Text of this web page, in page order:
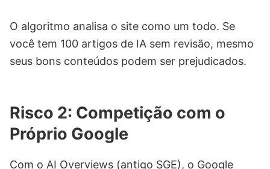
O algoritmo analisa o site como um todo. Se
você tem 100 artigos de IA sem revisão, mesmo
seus bons conteúdos podem ser prejudicados.
Risco 2: Competição com o
Próprio Google
Com o AI Overviews (antigo SGE), o Google